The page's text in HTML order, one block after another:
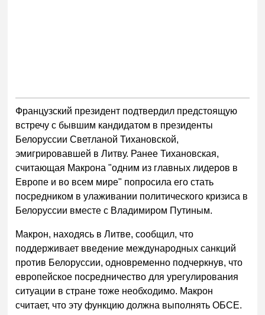
Французский президент подтвердил предстоящую
встречу с бывшим кандидатом в президенты
Белоруссии Светланой Тихановской,
эмигрировавшей в Литву. Ранее Тихановская,
считающая Макрона "одним из главных лидеров в
Европе и во всем мире" попросила его стать
посредником в улаживании политического кризиса в
Белоруссии вместе с Владимиром Путиным.
Макрон, находясь в Литве, сообщил, что
поддерживает введение международных санкций
против Белоруссии, одновременно подчеркнув, что
европейское посредничество для урегулирования
ситуации в стране тоже необходимо. Макрон
считает, что эту функцию должна выполнять ОБСЕ.